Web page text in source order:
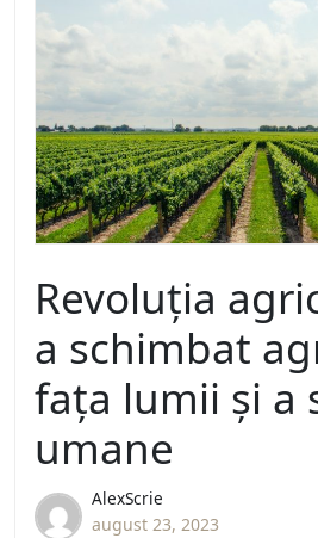
Revoluția
a schimbat
fața lumii și a
umane
AlexScrie
august 23, 2023